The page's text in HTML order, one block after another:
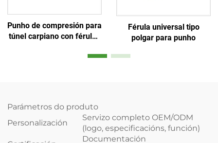
Punho de compresión para
túnel carpiano con férulas
durmir e alivio das mans
Férula universal tipo
polgar para punho
Parámetros do produto
Personalización
Servizo completo OEM/ODM
(logo, especificacións, función)
Documentación